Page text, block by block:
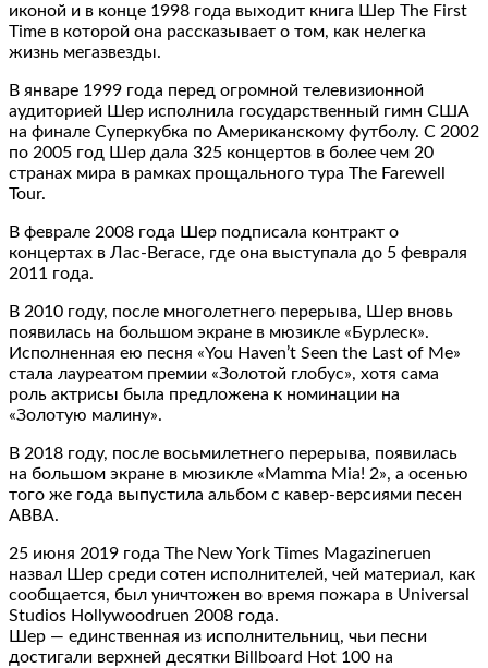
иконой и в конце 1998 года выходит книга Шер The First
Time в которой она рассказывает о том, как нелегка
жизнь мегазвезды.
В январе 1999 года перед огромной телевизионной
аудиторией Шер исполнила государственный гимн США
на финале Суперкубка по Американскому футболу. С 2002
по 2005 год Шер дала 325 концертов в более чем 20
странах мира в рамках прощального тура The Farewell
Tour.
В феврале 2008 года Шер подписала контракт о
концертах в Лас-Вегасе, где она выступала до 5 февраля
2011 года.
В 2010 году, после многолетнего перерыва, Шер вновь
появилась на большом экране в мюзикле «Бурлеск».
Исполненная ею песня «You Haven’t Seen the Last of Me»
стала лауреатом премии «Золотой глобус», хотя сама
роль актрисы была предложена к номинации на
«Золотую малину».
В 2018 году, после восьмилетнего перерыва, появилась
на большом экране в мюзикле «Mamma Mia! 2», а осенью
того же года выпустила альбом с кавер-версиями песен
ABBA.
25 июня 2019 года The New York Times Magazineruen
назвал Шер среди сотен исполнителей, чей материал, как
сообщается, был уничтожен во время пожара в Universal
Studios Hollywoodruen 2008 года.
Шер — единственная из исполнительниц, чьи песни
достигали верхней десятки Billboard Hot 100 на